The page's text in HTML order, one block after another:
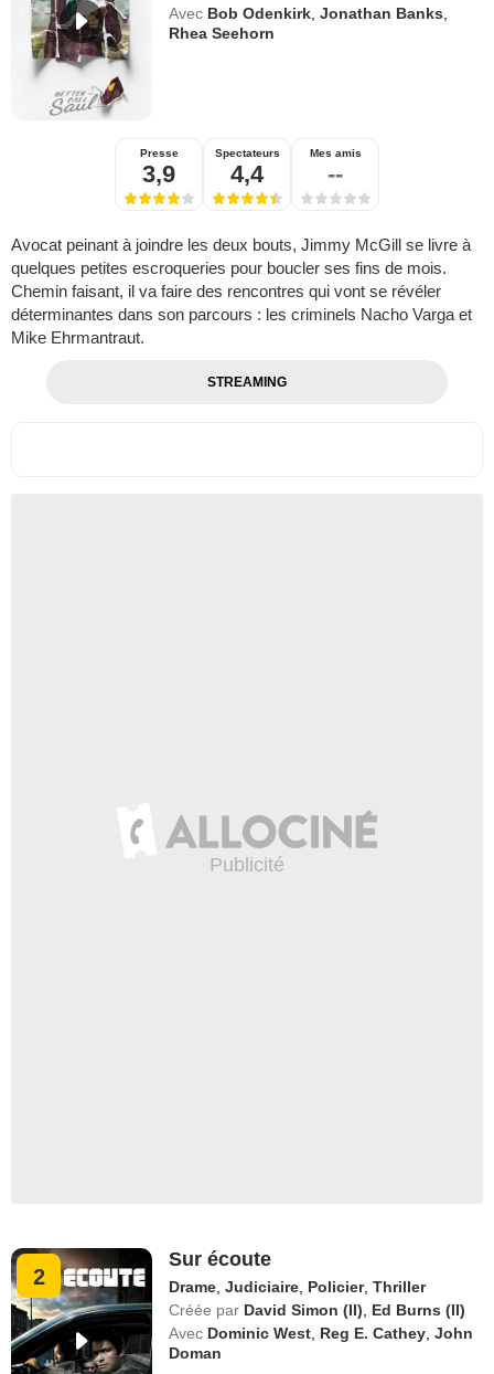
Avec Bob Odenkirk ,Jonathan Banks
Rhea Seehorn
Presse
3,9
Spectateurs
4,4
Mes amis
--
Avocat peinant à joindre les deux bouts, Jimmy McGill se livre à
quelques petites escroqueries pour boucler ses fins de mois.
Chemin faisant, il va faire des rencontres qui vont se révéler
déterminantes dans son parcours : les criminels Nacho Varga et
Mike Ehrmantraut.
STREAMING
2
Sur écoute
Drame ,Judiciaire Policier,Thriller
Créée par David Simon (II)
Ed Burns (II)
Avec Dominic West Reg E. Cathey ,John
Doman